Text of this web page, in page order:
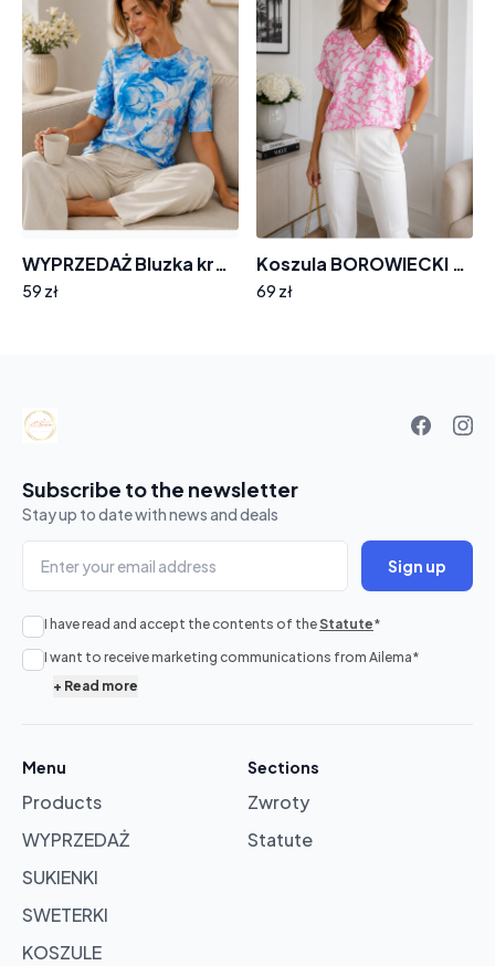
WYPRZEDAŻ Bluzka krótki rękaw KS316 EMG błękitne kwiaty
59 zł
Koszula BOROWIECKI BR28 dekolt w serek malinowa w śmietankowe kwiaty
69 zł
No
products
Browse
products
Subscribe to the newsletter
Stay up to date with news and deals
Sign up
I have read and accept the contents of the Statute*
I want to receive marketing communications from Ailema*
+ Read more
Menu
Products
WYPRZEDAŻ
SUKIENKI
SWETERKI
KOSZULE
Sections
Zwroty
Statute